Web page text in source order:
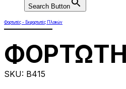
Search Button
Φορτωτές - Εκφορτωτές Πλακών
SKU: B415